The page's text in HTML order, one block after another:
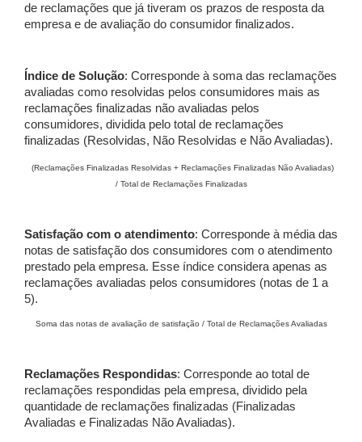
de reclamações que já tiveram os prazos de resposta da
empresa e de avaliação do consumidor finalizados.
Índice de Solução: Corresponde à soma das reclamações
avaliadas como resolvidas pelos consumidores mais as
reclamações finalizadas não avaliadas pelos
consumidores, dividida pelo total de reclamações
finalizadas (Resolvidas, Não Resolvidas e Não Avaliadas).
(Reclamações Finalizadas Resolvidas + Reclamações Finalizadas Não Avaliadas)
/ Total de Reclamações Finalizadas
Satisfação com o atendimento: Corresponde à média das
notas de satisfação dos consumidores com o atendimento
prestado pela empresa. Esse índice considera apenas as
reclamações avaliadas pelos consumidores (notas de 1 a
5).
Soma das notas de avaliação de satisfação / Total de Reclamações Avaliadas
Reclamações Respondidas: Corresponde ao total de
reclamações respondidas pela empresa, dividido pela
quantidade de reclamações finalizadas (Finalizadas
Avaliadas e Finalizadas Não Avaliadas).